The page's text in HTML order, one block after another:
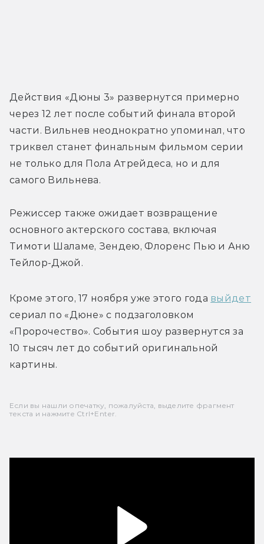
Действия «Дюны 3» развернутся примерно
через 12 лет после событий финала второй
части. Вильнев неоднократно упоминал, что
триквел станет финальным фильмом серии
не только для Пола Атрейдеса, но и для
самого Вильнева.
Режиссер также ожидает возвращение
основного актерского состава, включая
Тимоти Шаламе, Зендею, Флоренс Пью и Аню
Тейлор-Джой.
Кроме этого, 17 ноября уже этого года выйдет
«Пророчество». События шоу развернутся за
10 тысяч лет до событий оригинальной
картины.
Если вы нашли опечатку, пожалуйста, выделите фрагмент
текста и нажмите Ctrl+Enter.